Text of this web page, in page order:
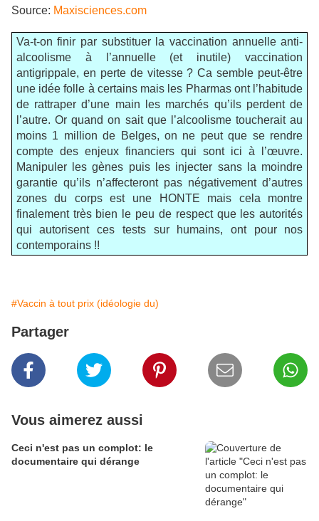
Source: Maxisciences.com
Va-t-on finir par substituer la vaccination annuelle anti-
alcoolisme à l’annuelle (et inutile) vaccination
antigrippale, en perte de vitesse ? Ca semble peut-être
une idée folle à certains mais les Pharmas ont l’habitude
de rattraper d’une main les marchés qu’ils perdent de
l’autre. Or quand on sait que l’alcoolisme toucherait au
moins 1 million de Belges, on ne peut que se rendre
compte des enjeux financiers qui sont ici à l’œuvre.
Manipuler les gènes puis les injecter sans la moindre
garantie qu’ils n’affecteront pas négativement d’autres
zones du corps est une HONTE mais cela montre
finalement très bien le peu de respect que les autorités
qui autorisent ces tests sur humains, ont pour nos
contemporains !!
#Vaccin à tout prix (idéologie du)
Partager
Vous aimerez aussi
Ceci n'est pas un complot: le
documentaire qui dérange